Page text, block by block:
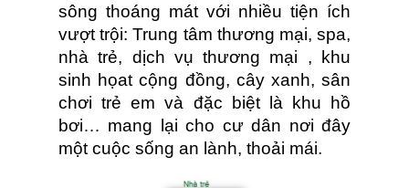
sông thoáng mát với nhiều tiện ích
vượt trội: Trung tâm thương mại, spa,
nhà trẻ, dịch vụ thương mại , khu
sinh họat cộng đồng, cây xanh, sân
chơi trẻ em và đặc biệt là khu hồ
bơi… mang lại cho cư dân nơi đây
một cuộc sống an lành, thoải mái.